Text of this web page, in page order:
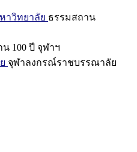
าวิทยาลัย ธรรมสถาน
น 100 ปี จุฬาฯ
จุฬาลงกรณ์ราชบรรณาลัย